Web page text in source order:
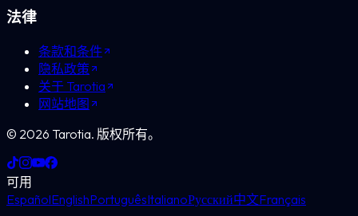
法律
条款和条件
隐私政策
关于 Tarotia
网站地图
© 2026 Tarotia. 版权所有。
可用
EspañolEnglishPortuguêsItalianoРусский中文Français